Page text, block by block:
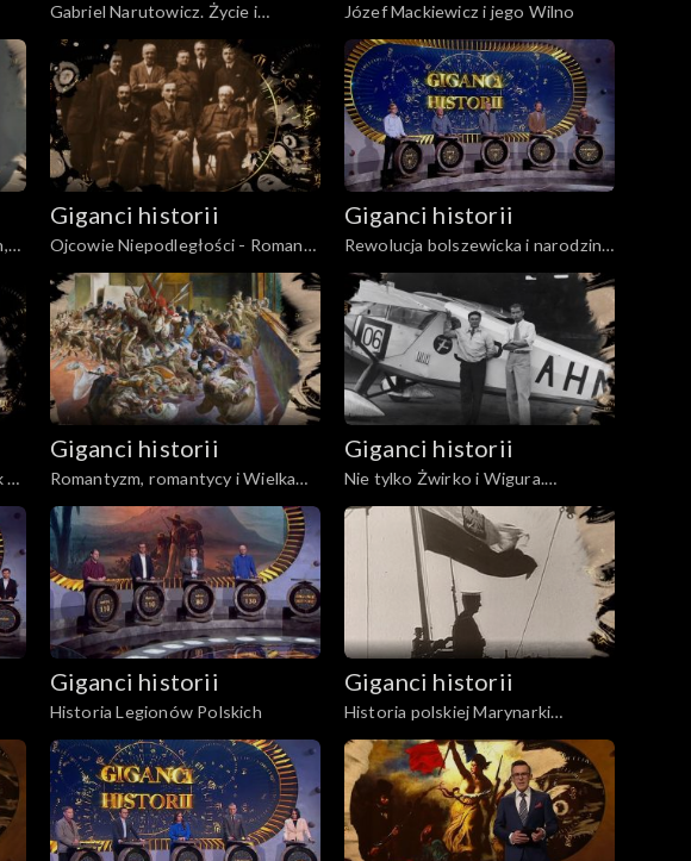
Gabriel Narutowicz. Życie i
działalność
Józef Mackiewicz i jego Wilno
Giganci historii
Ojcowie Niepodległości - Roman
Dmowski
Giganci historii
Rewolucja bolszewicka i narodziny
komunizmu
w
Giganci historii
Romantyzm, romantycy i Wielka
Emigracja - polityka, wojna,
literatura
Giganci historii
Nie tylko Żwirko i Wigura.
Osiągnięcia polskiego lotnictwa w
dwudziestoleciu międzywojennym
Giganci historii
Historia Legionów Polskich
Giganci historii
Historia polskiej Marynarki
Wojennej w latach 1918 - 1945